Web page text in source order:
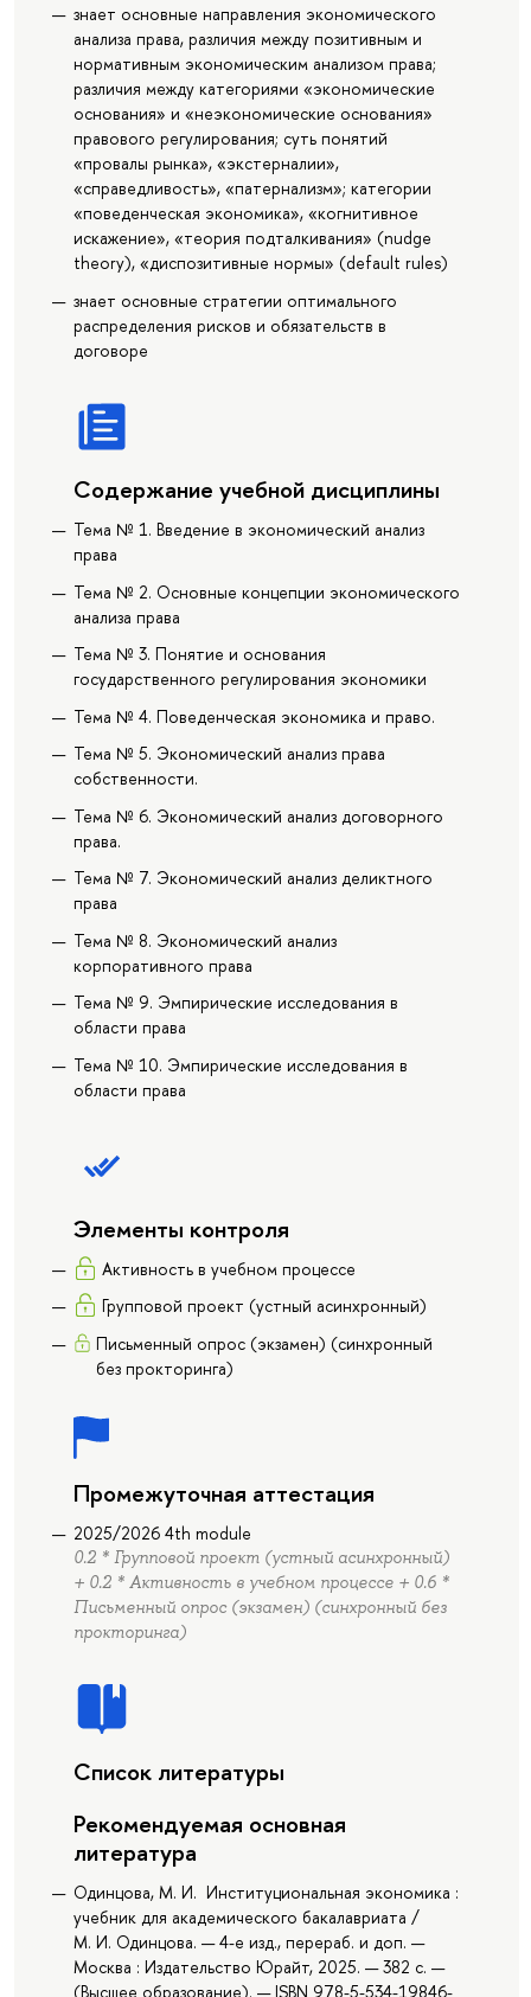
знает основные направления экономического
анализа права, различия между позитивным и
нормативным экономическим анализом права;
различия между категориями «экономические
основания» и «неэкономические основания»
правового регулирования; суть понятий
«провалы рынка», «экстерналии»,
«справедливость», «патернализм»; категории
«поведенческая экономика», «когнитивное
искажение», «теория подталкивания» (nudge
theory), «диспозитивные нормы» (default rules)
знает основные стратегии оптимального
распределения рисков и обязательств в
договоре
Содержание учебной дисциплины
Тема № 1. Введение в экономический анализ
права
Тема № 2. Основные концепции экономического
анализа права
Тема № 3. Понятие и основания
государственного регулирования экономики
Тема № 4. Поведенческая экономика и право.
Тема № 5. Экономический анализ права
собственности.
Тема № 6. Экономический анализ договорного
права.
Тема № 7. Экономический анализ деликтного
права
Тема № 8. Экономический анализ
корпоративного права
Тема № 9. Эмпирические исследования в
области права
Тема № 10. Эмпирические исследования в
области права
Элементы контроля
Активность в учебном процессе
Групповой проект (устный асинхронный)
Письменный опрос (экзамен) (синхронный
без прокторинга)
Промежуточная аттестация
2025/2026 4th module
0.2 * Групповой проект (устный асинхронный)
+ 0.2 * Активность в учебном процессе + 0.6 *
Письменный опрос (экзамен) (синхронный без
прокторинга)
Список литературы
Рекомендуемая основная
литература
Одинцова, М. И. Институциональная экономика :
учебник для академического бакалавриата /
М. И. Одинцова. — 4-е изд., перераб. и доп. —
Москва : Издательство Юрайт, 2025. — 382 с. —
(Высшее образование). — ISBN 978-5-534-19846-